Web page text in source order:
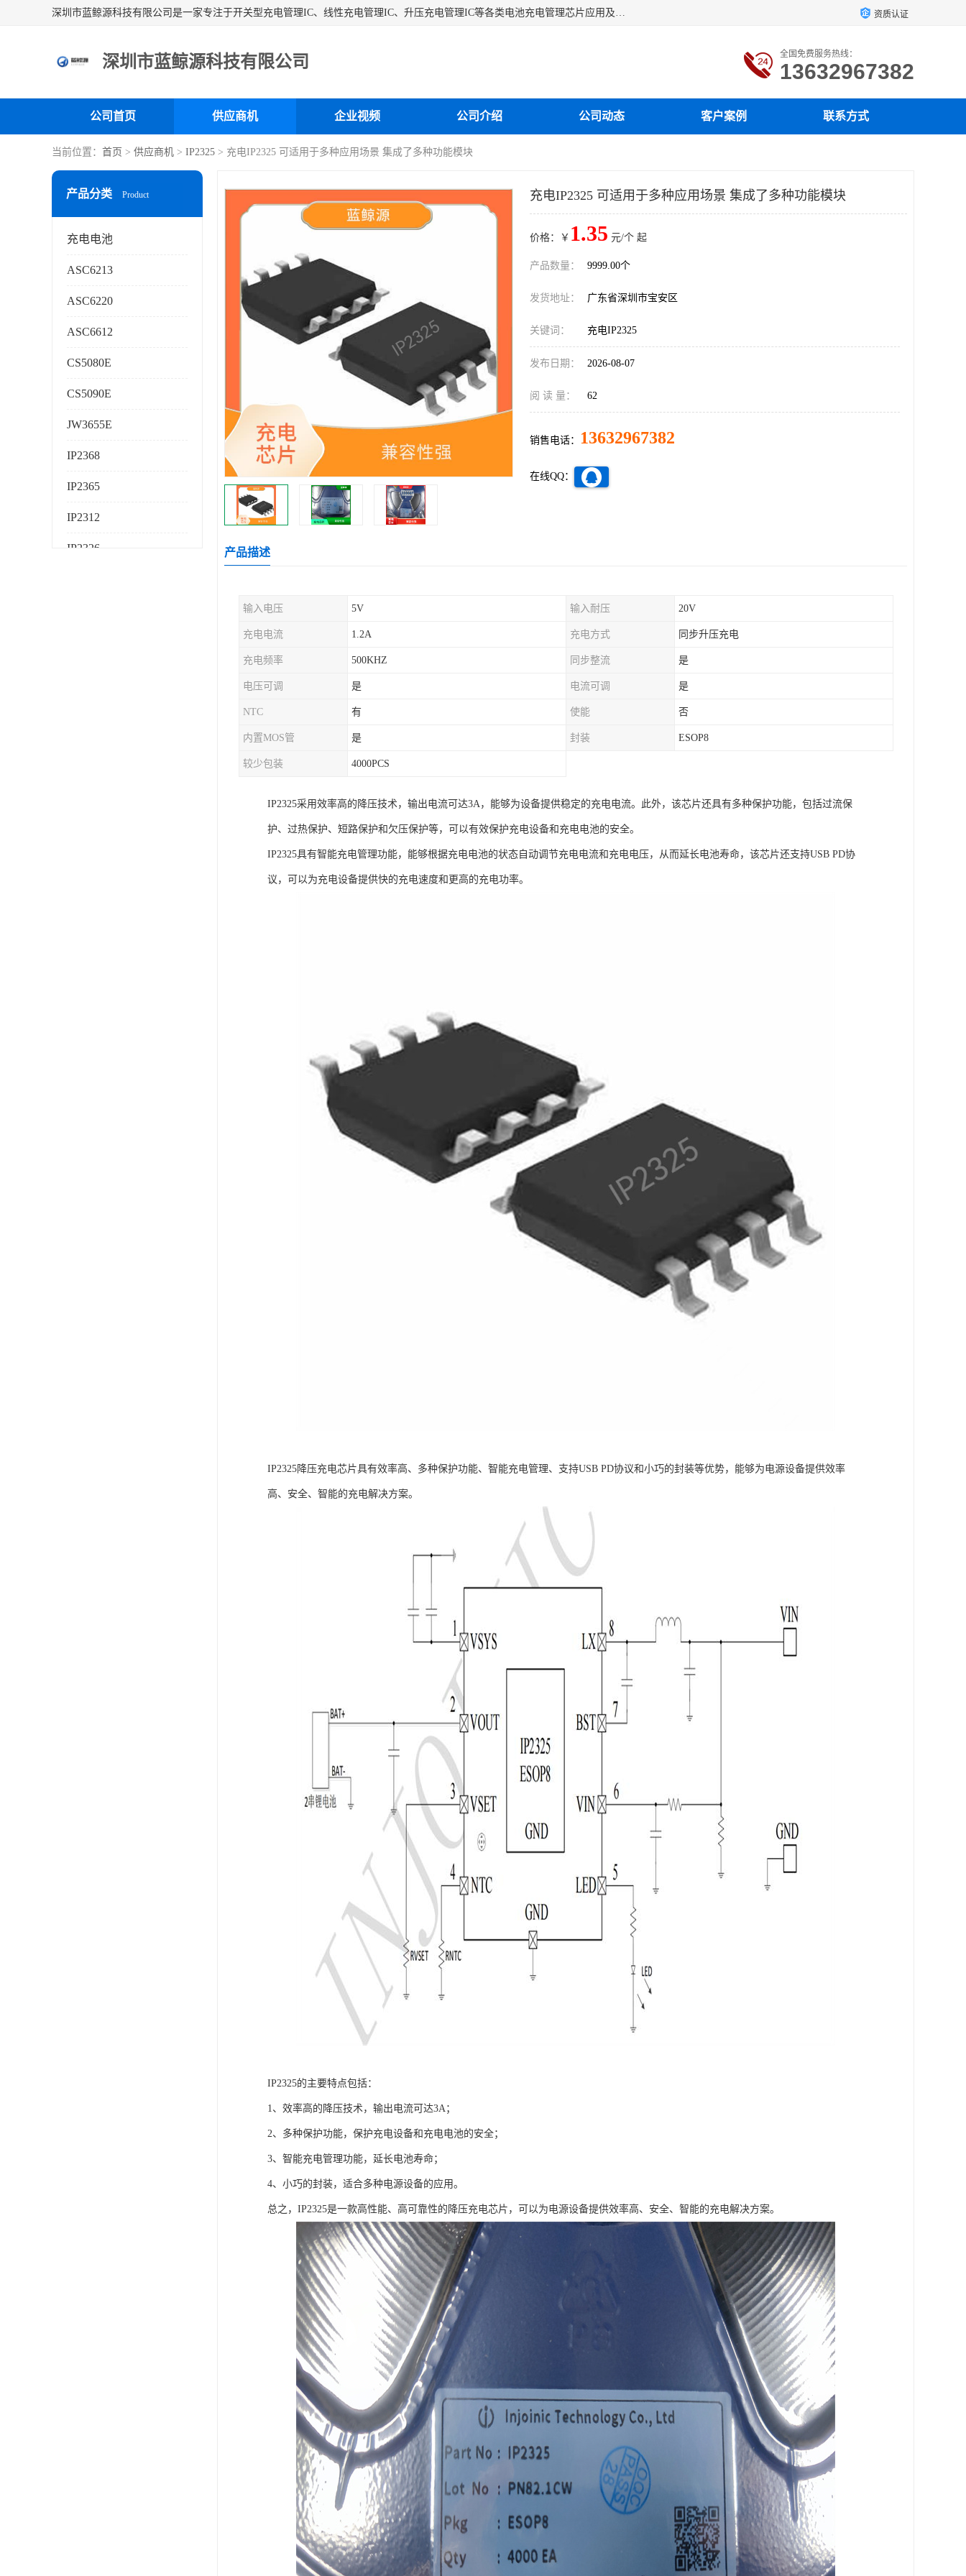
深圳市蓝鲸源科技有限公司是一家专注于开关型充电管理IC、线性充电管理IC、升压充电管理IC等各类电池充电管理芯片应用及芯片销售的企业，多年来公司为众多企业解决充电应用难题，设计缺陷，EMC超量等问题，是一家以充电技术指导为核心的充电芯片销售公司。 资质认证
深圳市蓝鲸源科技有限公司 全国免费服务热线：
13632967382
公司首页 供应商机 企业视频 公司介绍 公司动态 客户案例 联系方式
当前位置： 首页 > 供应商机 > IP2325 > 充电IP2325 可适用于多种应用场景 集成了多种功能模块
产品分类 Product
充电电池
ASC6213
ASC6220
ASC6612
CS5080E
CS5090E
JW3655E
IP2368
IP2365
IP2312
IP2326
充电IP2325 可适用于多种应用场景 集成了多种功能模块
价格：￥ 1.35 元/个 起
产品数量： 9999.00个
发货地址： 广东省深圳市宝安区
关键词： 充电IP2325
发布日期： 2026-08-07
阅 读 量： 62
销售电话： 13632967382
在线QQ：
产品描述
输入电压 5V 输入耐压 20V
充电电流 1.2A 充电方式 同步升压充电
充电频率 500KHZ 同步整流 是
电压可调 是 电流可调 是
NTC 有 使能 否
内置MOS管 是 封装 ESOP8
较少包装 4000PCS
IP2325采用效率高的降压技术，输出电流可达3A，能够为设备提供稳定的充电电流。此外，该芯片还具有多种保护功能，包括过流保
护、过热保护、短路保护和欠压保护等，可以有效保护充电设备和充电电池的安全。
IP2325具有智能充电管理功能，能够根据充电电池的状态自动调节充电电流和充电电压，从而延长电池寿命，该芯片还支持USB PD协
议，可以为充电设备提供快的充电速度和更高的充电功率。
IP2325降压充电芯片具有效率高、多种保护功能、智能充电管理、支持USB PD协议和小巧的封装等优势，能够为电源设备提供效率
高、安全、智能的充电解决方案。
IP2325的主要特点包括：
1、效率高的降压技术，输出电流可达3A；
2、多种保护功能，保护充电设备和充电电池的安全；
3、智能充电管理功能，延长电池寿命；
4、小巧的封装，适合多种电源设备的应用。
总之，IP2325是一款高性能、高可靠性的降压充电芯片，可以为电源设备提供效率高、安全、智能的充电解决方案。